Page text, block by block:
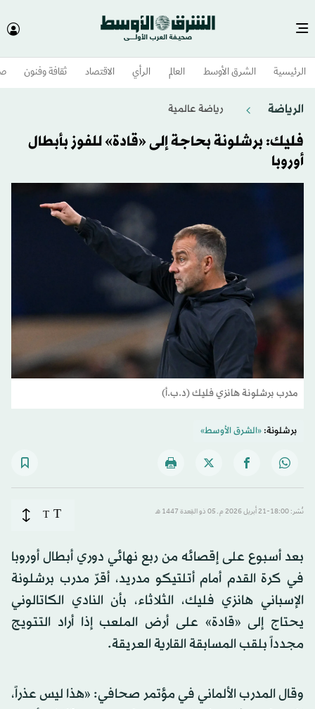
الرئيسية الشرق الأوسط​ العالم الرأي الاقتصاد ثقافة وفنون
الرياضة رياضة عالمية
فليك: برشلونة بحاجة إلى «قادة» للفوز بأبطال
أوروبا
مدرب برشلونة هانزي فليك (د.ب.أ)
برشلونة:«الشرق الأوسط»
نُشر: 18:00-21 أبريل 2026 م ـ 05 ذو القِعدة 1447 هـ T
T
بعد أسبوع على إقصائه من ربع نهائي دوري أبطال أوروبا
في كرة القدم أمام أتلتيكو مدريد، أقرّ مدرب برشلونة
الإسباني هانزي فليك، الثلاثاء، بأن النادي الكاتالوني
يحتاج إلى «قادة» على أرض الملعب إذا أراد التتويج
مجدداً بلقب المسابقة القارية العريقة.
وقال المدرب الألماني في مؤتمر صحافي: «هذا ليس عذراً،